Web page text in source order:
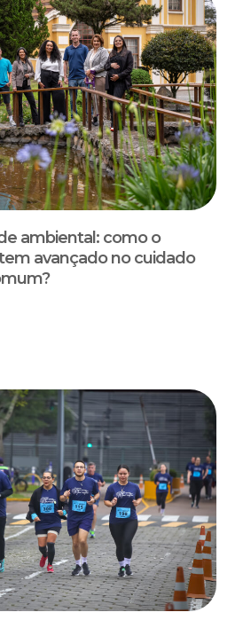
ambiental: como o
avançado no cuidado